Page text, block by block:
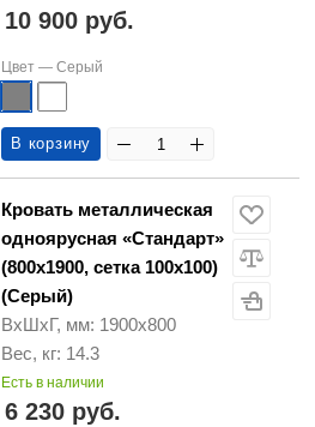
10 900 руб.
Цвет — Серый
В корзину
Кровать металлическая
одноярусная «Стандарт»
(800х1900, сетка 100х100)
(Серый)
ВхШхГ, мм: 1900х800
Вес, кг: 14.3
Есть в наличии
6 230 руб.